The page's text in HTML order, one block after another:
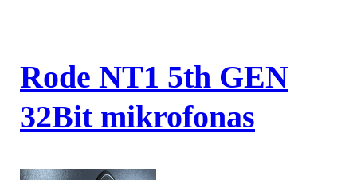
Rode NT1 5th GEN
32Bit mikrofonas